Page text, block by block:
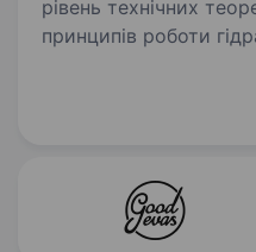
рівень технічних
принципів роботи